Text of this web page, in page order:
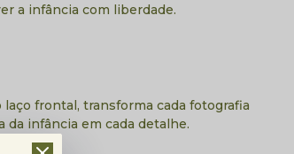
a infância com liberdade.
frontal, transforma cada fotografia
infância em cada detalhe.